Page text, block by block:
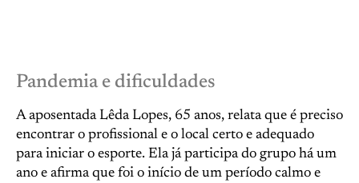
Pandemia e dificuldades
A aposentada Lêda Lopes, 65 anos, relata que é preciso
encontrar o profissional e o local certo e adequado
para iniciar o esporte. Ela já participa do grupo há um
ano e afirma que foi o início de um período calmo e